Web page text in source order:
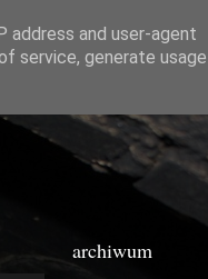
archiwum
address and user-agent
service, generate usage